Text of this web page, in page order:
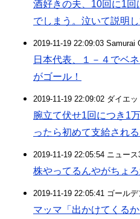
酒好きの夫、10回に1
でしまう。泣いて説明
2019-11-19 22:09:03 Samurai
日本代表、１－４でベ
がゴール！
2019-11-19 22:09:02 ダイエ
腕立て伏せ1回につき1
ったら初めて支給され
2019-11-19 22:05:54 ニュース
株やってるんやがちょ
2019-11-19 22:05:41 ゴール
マッマ「出かけてくる